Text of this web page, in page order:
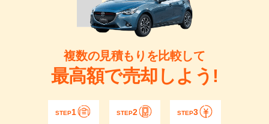
複数の見積もりを比較して
最高額で売却しよう!
STEP1 STEP2 STEP3